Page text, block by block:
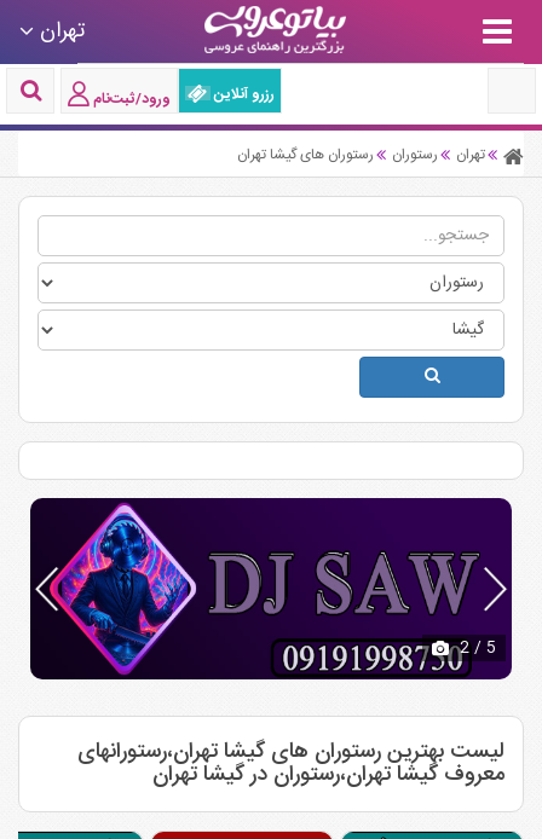
تهران
رزرو آنلاین ورود/ثبت‌نام
تهران رستوران رستوران های گیشا تهران
2/ 5
لیست بهترین رستوران های گیشا تهران،رستورانهای
معروف گیشا تهران،رستوران در گیشا تهران